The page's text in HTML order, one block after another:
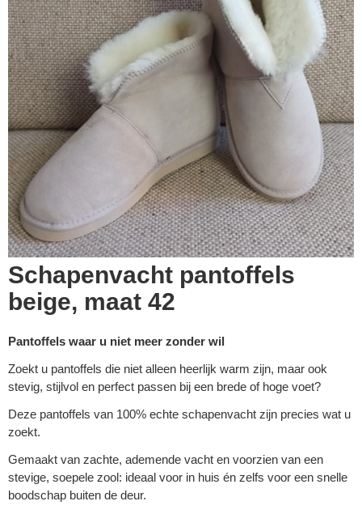
Schapenvacht pantoffels
beige, maat 42
Pantoffels waar u niet meer zonder wil
Zoekt u pantoffels die niet alleen heerlijk warm zijn, maar ook
stevig, stijlvol en perfect passen bij een brede of hoge voet?
Deze pantoffels van 100% echte schapenvacht zijn precies wat u
zoekt.
Gemaakt van zachte, ademende vacht en voorzien van een
stevige, soepele zool: ideaal voor in huis én zelfs voor een snelle
boodschap buiten de deur.